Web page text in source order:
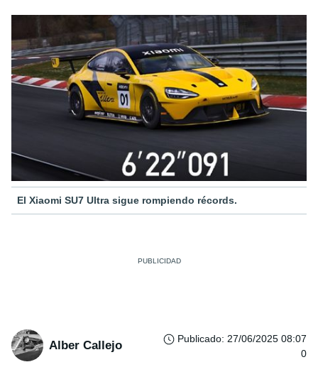
El Xiaomi SU7 Ultra sigue rompiendo récords.
Alber Callejo Publicado: 27/06/2025 08:07
0